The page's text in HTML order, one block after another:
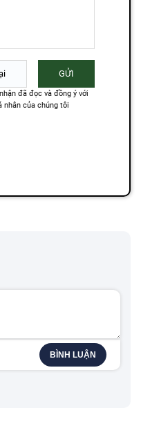
BÌNH LUẬN